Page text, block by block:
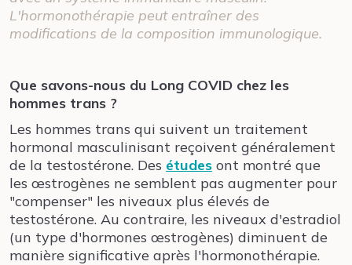
L'hormonothérapie peut entraîner des
modifications de la composition immunologique.
Que savons-nous du Long COVID chez les
hommes trans ?
Les hommes trans qui suivent un traitement
hormonal masculinisant reçoivent généralement
de la testostérone. Des études ont montré que
les œstrogènes ne semblent pas augmenter pour
"compenser" les niveaux plus élevés de
testostérone. Au contraire, les niveaux d'estradiol
(un type d'hormones œstrogènes) diminuent de
manière significative après l'hormonothérapie.